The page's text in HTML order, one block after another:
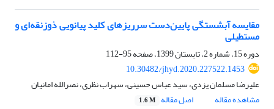
مقایسه آبشستگی پایین‌دست سرریزهای کلید پیانویی ذوزنقه‌ای و
مستطیلی
دوره 15، شماره 2، تابستان 1399، صفحه
95-112
10.30482/jhyd.2020.227522.1453
علیرضا مسلمان یزدی، سید عباس حسینی، سهراب نظری، نصرالله امانیان
مشاهده مقاله
اصل مقاله 1.6 M